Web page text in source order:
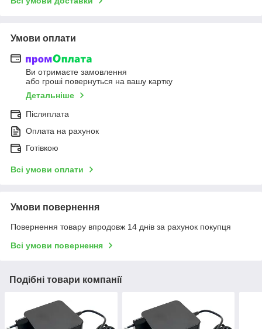
Умови оплати
Ви отримаєте замовлення
або гроші повернуться на вашу картку
Детальніше
Післяплата
Оплата на рахунок
Готівкою
Всі умови оплати
Умови повернення
Повернення товару впродовж 14 днів за рахунок покупця
Всі умови повернення
Подібні товари компанії